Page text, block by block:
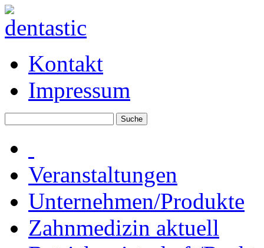
Kontakt
Impressum
Veranstaltungen
Unternehmen/Produkte
Zahnmedizin aktuell